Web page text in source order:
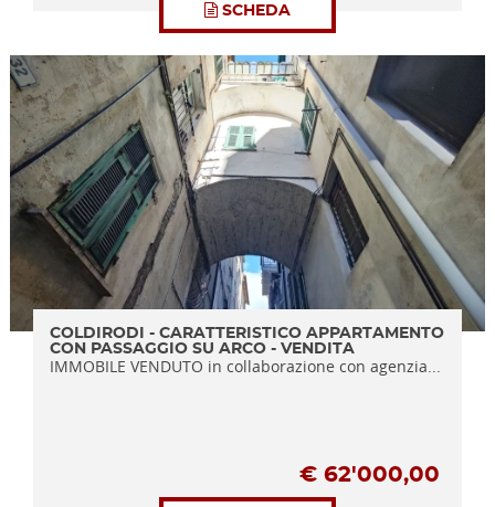
SCHEDA
COLDIRODI - CARATTERISTICO APPARTAMENTO
CON PASSAGGIO SU ARCO - VENDITA
IMMOBILE VENDUTO in collaborazione con agenzia...
€ 62'000,00